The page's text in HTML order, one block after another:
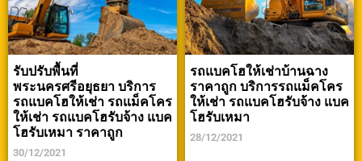
รับปรับพื้นที่
พระนครศรีอยุธยา บริการ
รถแบคโฮให้เช่า รถแม็คโคร
ให้เช่า รถแบคโฮรับจ้าง แบค
โฮรับเหมา ราคาถูก
30/12/2021
รถแบคโฮให้เช่าบ้านฉาง
ราคาถูก บริการรถแม็คโคร
ให้เช่า รถแบคโฮรับจ้าง แบค
โฮรับเหมา
28/12/2021